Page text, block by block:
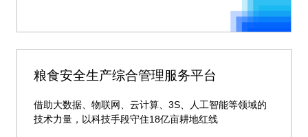
粮食安全生产综合管理服务平台
借助大数据、物联网、云计算、3S、人工智能等领域的
技术力量，以科技手段守住18亿亩耕地红线